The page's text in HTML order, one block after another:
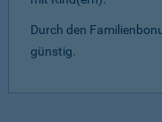
Durch den
günstig.